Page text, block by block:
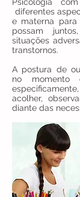
diferentes
e materna
possam
situações
transtornos.
A postura de
no momento
acolher,
diante das